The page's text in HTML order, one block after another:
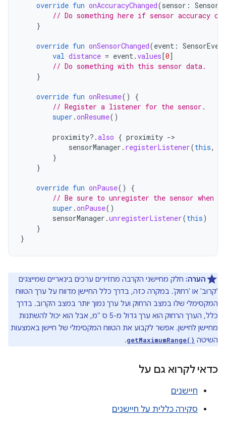
override fun onAccuracyChanged(sensor : Sensor
// Do something here if sensor accuracy
}
override fun onSensorChanged(event :
val distance = event.values[0]
// Do something with this sensor data.
}
override fun onResume()
{
// Register a listener for the sensor.
super .onResume()
proximity?.also { proximity -
sensorManager . registerListener(this,
}
}
override fun onPause()
{
// Be sure to unregister the sensor when
super .onPause()
sensorManager .unregisterListener(this)
}
}
הערה: חלק מחיישני הקרבה מחזירים ערכים בינאריים שמייצגים
'קרוב' או 'רחוק'. במקרה כזה, בדרך כלל החיישן מדווח על ערך הטווח
המקסימלי שלו במצב הרחוק ועל ערך נמוך יותר במצב הקרוב. בדרך
כלל, הערך הרחוק הוא ערך גדול מ-5 ס "מ, אבל הוא יכול להשתנות
מחיישן לחיישן. אפשר לקבוע את הטווח המקסימלי של חיישן באמצעות
השיטה getMaximumRange()
.
כדאי לקרוא גם על
חיישנים
סקירה כללית על חיישנים